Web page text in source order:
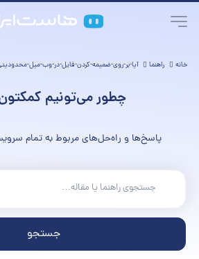
خانه راهنما آیا-بر-روی-ضمیمه-کردن-فایل-در-وب-میل-
چطور می‌تونیم
پاسخ‌ها و راه‌حل‌های مربوط به تمام
جستجو